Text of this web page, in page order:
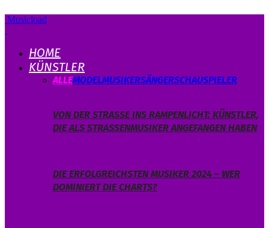
Musicload
HOME
KÜNSTLER
ALLEMODELMUSIKERSÄNGERSCHAUSPIELER
VON DER STRASSE INS RAMPENLICHT: KÜNSTLER, D
IE ALS STRASSENMUSIKER ANGEFANGEN HABEN
DIE ERFOLGREICHSTEN MUSIKER 2024 – WER
DOMINIERT DIE CHARTS?